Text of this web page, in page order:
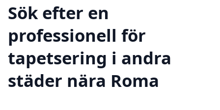
Sök efter en
professionell för
tapetsering i andra
städer nära Roma